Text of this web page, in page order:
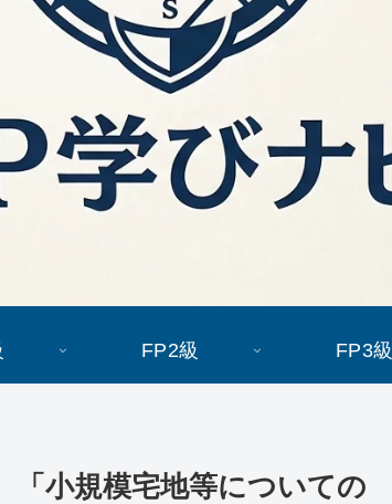
FP2級 FP3級
「小規模宅地等についての